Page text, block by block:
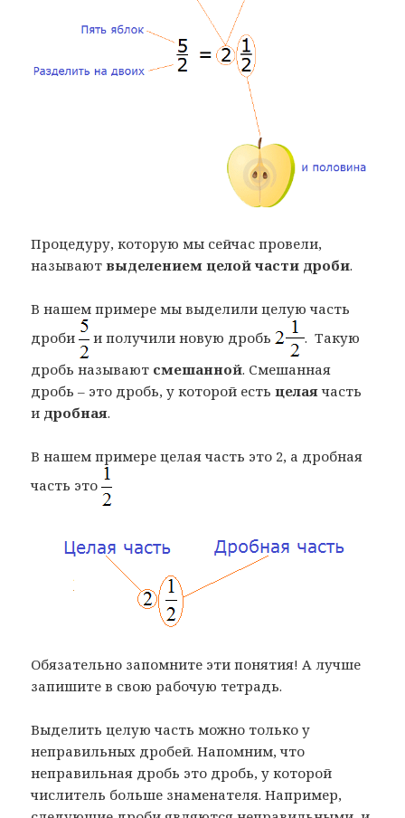
Процедуру, которую мы сейчас провели,
называютвыделением целой части дроби.
В нашем примере мы выделили целую часть
дроби
и получили новую дробь
. Такую
дробь называют смешанной. Смешанная
дробь – это дробь, у которой естьцелаячасть
и дробная.
В нашем примере целая часть это 2, а дробная
часть это
Обязательно запомните эти понятия! А лучше
запишите в свою рабочую тетрадь.
Выделить целую часть можно только у
неправильных дробей. Напомним, что
неправильная дробь это дробь, у которой
числитель больше знаменателя. Например,